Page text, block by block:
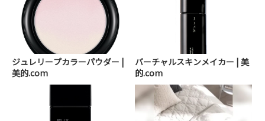
ジュレリープカラーパウダー |
美的.com
バーチャルスキンメイカー | 美
的.com